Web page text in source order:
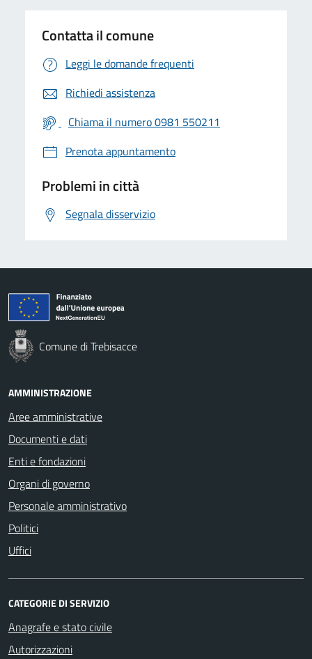
Contatta il comune
Leggi le domande frequenti
Richiedi assistenza
Chiama il numero 0981 550211
Prenota appuntamento
Problemi in città
Segnala disservizio
Comune di Trebisacce
AMMINISTRAZIONE
Aree amministrative
Documenti e dati
Enti e fondazioni
Organi di governo
Personale amministrativo
Politici
Uffici
CATEGORIE DI SERVIZIO
Anagrafe e stato civile
Autorizzazioni